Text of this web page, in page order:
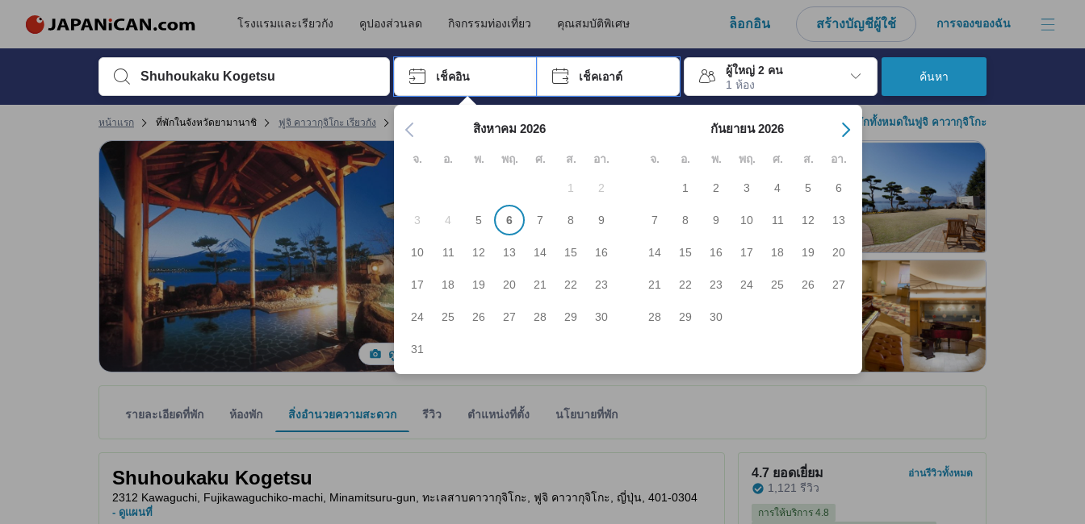
โรงแรมและเรียวกัง คูปองส่วนลด กิจกรรมท่องเที่ยว คุณสมบัติพิเศษ ล็อกอิน สร้างบัญชีผู้ใช้ การจองของฉัน
พิมพ์ชื่อที่พักหรือคำที่ต้องการค้นหา จากนั้นใช้ปุ่มลูกศรหรือปุ่ม Tab เพื่อเลื่อนหาคำที่ต้องการ แล้วกดปุ่ม Enter เพื่อเลือก
เช็คอิน เช็คเอาต์
ผู้ใหญ่ 2 คน
1 ห้อง
กด Enter เพื่อเลือกวันที่ ใช้ปุ่มลูกศรเพื่อเลือกวันเช็คอินและเช็คเอาต์ เมื่อไปถึงวันเช็คอินที่ต้องการ ให้กดปุ่ม Enter เพื่อเลือกวันเช็คอินดังกล่า
สิงหาคม 2026
จ. อ. พ. พฤ. ศ. ส. อา.
1 2
3 4 5 6 7 8 9
10 11 12 13 14 15 16
17 18 19 20 21 22 23
24 25 26 27 28 29 30
31
กันยายน 2026
จ. อ. พ. พฤ. ศ. ส. อา.
1 2 3 4 5 6
7 8 9 10 11 12 13
14 15 16 17 18 19 20
21 22 23 24 25 26 27
28 29 30
ค้นหา
หน้าแรก ที่พักในจังหวัดยามานาชิ ฟูจิ คาวากุจิโกะ เรียวกัง จอง "Shuhoukaku Kogetsu" ดูที่พักทั้งหมดในฟูจิ คาวากุจิโกะ
ดูรูปทั้งหมด
รายละเอียดที่พัก ห้องพัก สิ่งอำนวยความสะดวก รีวิว ตำแหน่งที่ตั้ง นโยบายที่พัก
Shuhoukaku Kogetsu
2312 Kawaguchi, Fujikawaguchiko-machi, Minamitsuru-gun, ทะเลสาบคาวากุจิโกะ, ฟูจิ คาวากุจิโกะ, ญี่ปุ่น, 401-0304
- ดูแผนที่
4.7 ยอดเยี่ยม
1,121 รีวิว
อ่านรีวิวทั้งหมด
การให้บริการ 4.8
รีวิวทั้งหมดของ JAPANiCAN มาจากผู้เข้าพักจริง ซึ่งเขียนหลังจากการเดินทางไปเข้าพัก ดังนั้น คะแนนรีวิวและความคิดเห็นที่แสดงบน JAPANiCAN จึงมาจากประสบการณ์ตรงของผู้เข้าพักอย่างแท้จริง